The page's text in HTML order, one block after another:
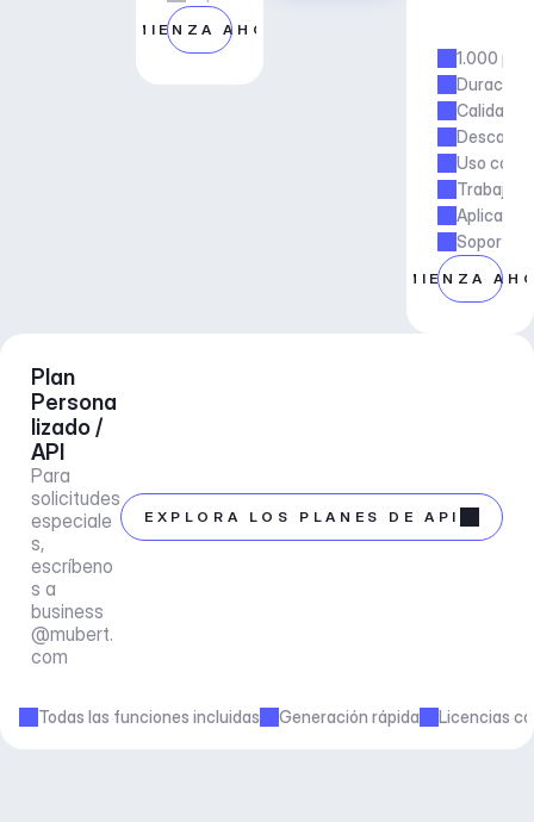
COMIENZA AHORA
1.000
Duración
Calidad
Uso
Trabajo
Soporte
COMIENZA
Plan
Persona
lizado /
API
Para
solicitudes
especiale
s,
escríbeno
business
@mubert.
com
EXPLORA LOS PLANES DE API
Todas las funciones incluidas Generación rápida Licencias